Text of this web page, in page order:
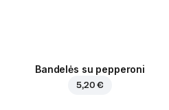
Bandelės su pepperoni
5,20 €